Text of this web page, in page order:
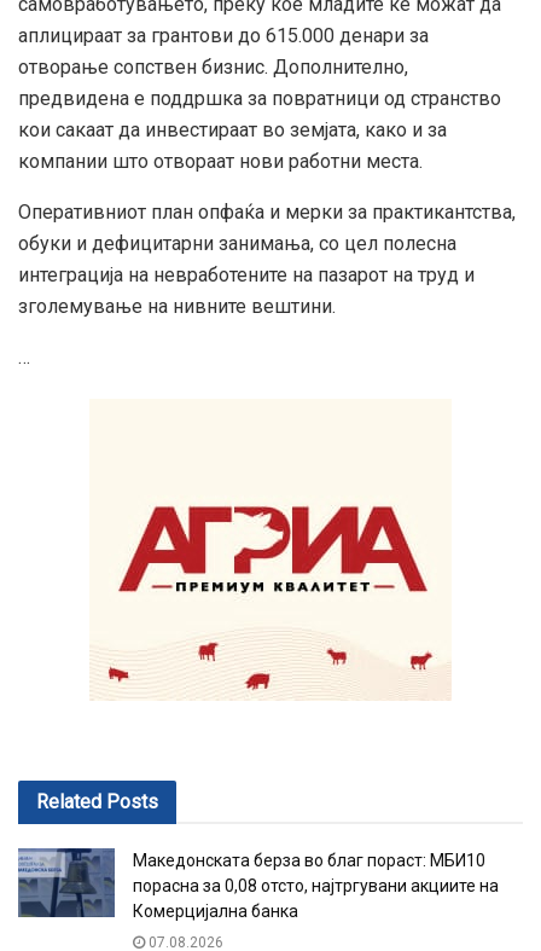
аплицираат за грантови до 615.000 денари за
отворање сопствен бизнис. Дополнително,
предвидена е поддршка за повратници од странство
кои сакаат да инвестираат во земјата, како и за
компании што отвораат нови работни места.
Оперативниот план опфаќа и мерки за практикантства,
обуки и дефицитарни занимања, со цел полесна
интеграција на невработените на пазарот на труд и
зголемување на нивните вештини.
…
Related Posts
Македонската берза во благ пораст: МБИ10
порасна за 0,08 отсто, најтргувани акциите на
Комерцијална банка
07.08.2026